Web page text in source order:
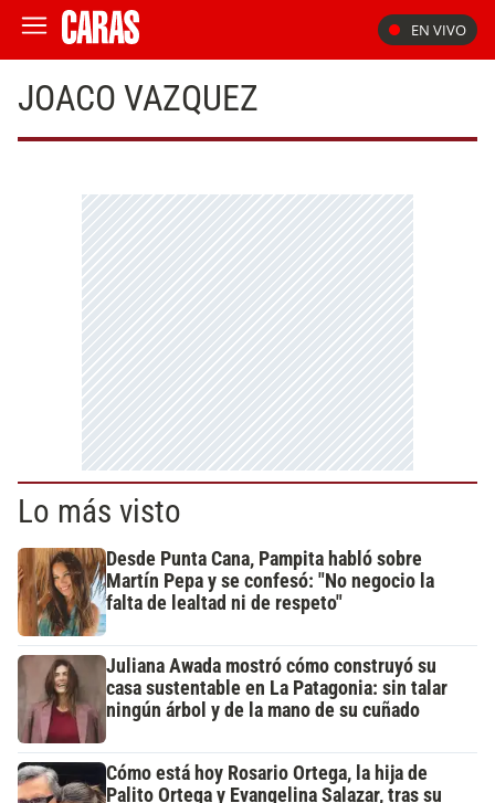
EN VIVO
JOACO VAZQUEZ
Lo más visto
Desde Punta Cana, Pampita habló sobre
Martín Pepa y se confesó: "No negocio la
falta de lealtad ni de respeto"
Juliana Awada mostró cómo construyó su
casa sustentable en La Patagonia: sin talar
ningún árbol y de la mano de su cuñado
Cómo está hoy Rosario Ortega, la hija de
Palito Ortega y Evangelina Salazar, tras su